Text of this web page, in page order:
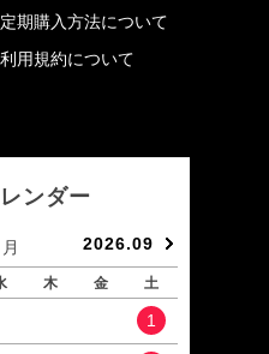
定期購入方法について
利用規約について
ンダー
月 2026.09
木 金 土
1